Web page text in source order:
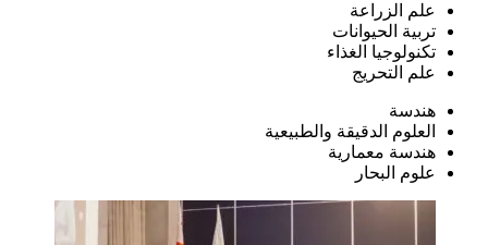
علم الزراعة
تربية الحيوانات
تكنولوجيا الغذاء
علم التحريج
هندسة
العلوم الدقيقة والطبيعية
هندسة معمارية
علوم البحار